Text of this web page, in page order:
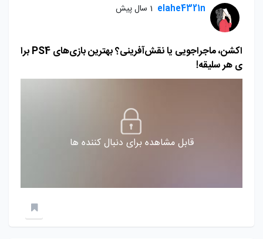
elahe4321n 1 سال پیش
اکشن، ماجراجویی یا نقش‌آفرینی؟ بهترین بازی‌های PS4 برا
ی هر سلیقه!
قابل مشاهده برای دنبال کننده ها